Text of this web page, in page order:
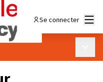
Se connecter